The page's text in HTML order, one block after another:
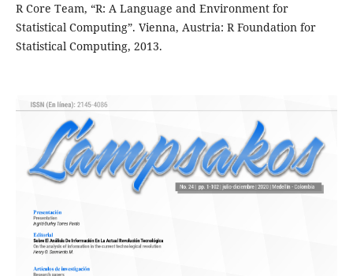
R Core Team, “R: A Language and Environment for
Statistical Computing”. Vienna, Austria: R Foundation for
Statistical Computing, 2013.